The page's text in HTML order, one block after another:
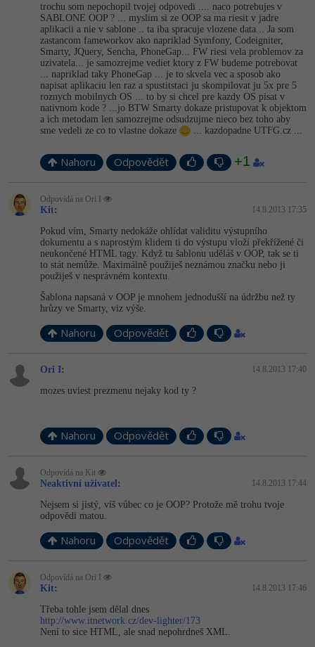
trochu som nepochopil tvojej odpovedi .... naco potrebujes v
SABLONE OOP ? ... myslim si ze OOP sa ma riesit v jadre
aplikacii a nie v sablone .. ta iba spracuje vlozene data... Ja som
zastancom fameworkov ako napriklad Symfony, Codeigniter,
Smarty, JQuery, Sencha, PhoneGap... FW riesi vela problemov za
uzivatela... je samozrejme vediet ktory z FW budeme potrebovat
... napriklad taky PhoneGap ... je to skvela vec a sposob ako
napisat aplikaciu len raz a spustitstaci ju skompilovat ju 5x pre 5
roznych mobilnych OS ... to by si chcel pre kazdy OS pisat v
nativnom kode ? ...jo BTW Smarty dokaze pristupovat k objektom
a ich metodam len samozrejme odsudzujme nieco bez toho aby
sme vedeli ze co to vlastne dokaze
... kazdopadne UTFG.cz ...
Nahoru Odpovědět +1
Odpovídá na Ori I
Kit: 14.8.2013 17:35
Pokud vím, Smarty nedokáže ohlídat validitu výstupního
dokumentu a s naprostým klidem ti do výstupu vloží překřížené či
neukončené HTML tagy. Když tu šablonu uděláš v OOP, tak se ti
to stát nemůže. Maximálně použiješ neznámou značku nebo ji
použiješ v nesprávném kontextu.
Šablona napsaná v OOP je mnohem jednodušší na údržbu než ty
hrůzy ve Smarty, viz výše.
Nahoru Odpovědět
Ori I: 14.8.2013 17:40
mozes uviest prezmenu nejaky kod ty ?
Nahoru Odpovědět
Odpovídá na Kit
Neaktivní uživatel: 14.8.2013 17:44
Nejsem si jistý, víš vůbec co je OOP? Protože mě trohu tvoje
odpovědi matou.
Nahoru Odpovědět
Odpovídá na Ori I
Kit: 14.8.2013 17:46
Třeba tohle jsem dělal dnes
http://www.itnetwork.cz/dev-lighter/173
Není to sice HTML, ale snad nepohrdneš XML.